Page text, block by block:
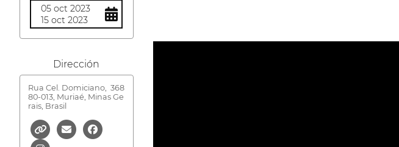
05 oct 2023
15 oct 2023
Dirección
Rua Cel. Domiciano, 368
80-013, Muriaé, Minas Ge
rais, Brasil